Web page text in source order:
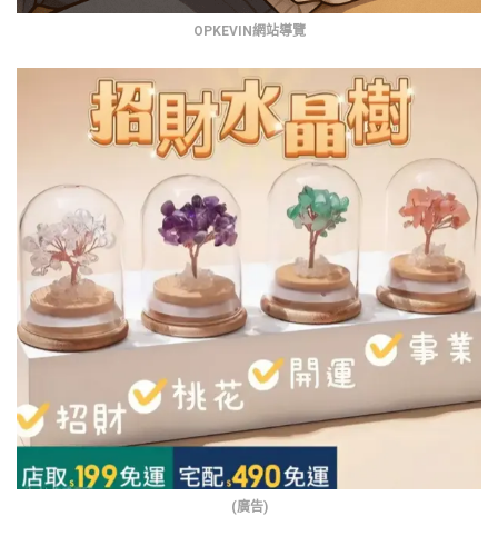
OPKEVIN網站導覽
(廣告)